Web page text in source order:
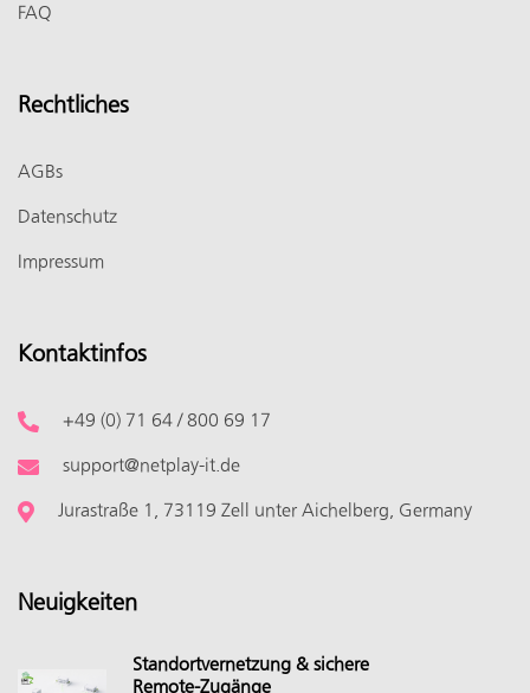
FAQ
Rechtliches
AGBs
Datenschutz
Impressum
Kontaktinfos
+49 (0) 71 64 / 800 69 17
support@netplay-it.de
Jurastraße 1, 73119 Zell unter Aichelberg, Germany
Neuigkeiten
Standortvernetzung & sichere
Remote-Zugänge